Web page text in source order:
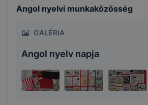
Angol nyelvi munkaközösség
GALÉRIA
Angol nyelv napja